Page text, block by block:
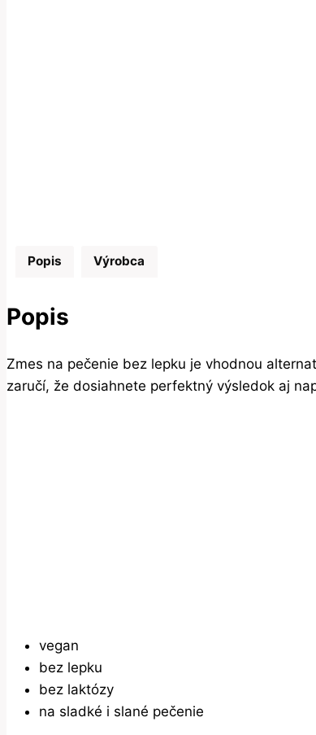
Popis Výrobca
Popis
Zmes na pečenie bez lepku je vhodnou
zaručí, že dosiahnete perfektný výsledok aj
vegan
bez lepku
bez laktózy
na sladké i slané pečenie